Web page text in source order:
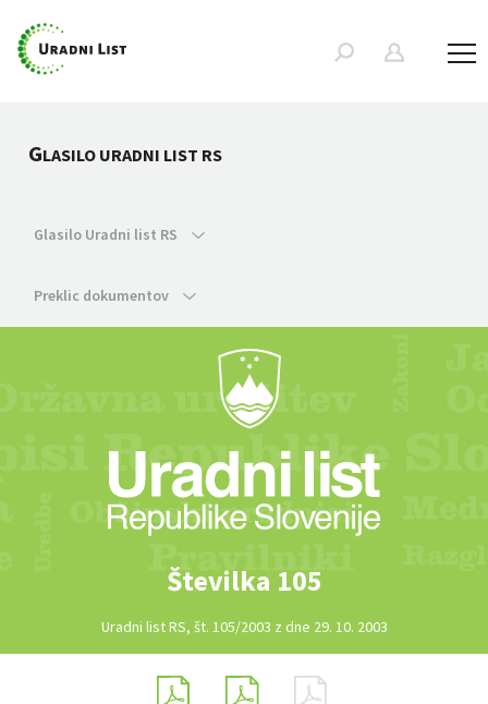
GLASILO URADNI LIST RS
Glasilo Uradni list RS
Preklic dokumentov
Številka 105
Uradni list RS, št. 105/2003 z dne 29. 10. 2003